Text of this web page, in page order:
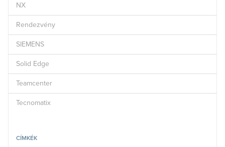
NX
Rendezvény
SIEMENS
Solid Edge
Teamcenter
Tecnomatix
CÍMKÉK